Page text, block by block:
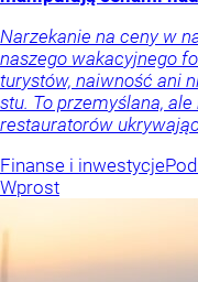
Narzekanie na ceny w
naszego wakacyjnego
turystów, naiwność ani
stu. To przemyślana,
restauratorów
Finanse i inwestycje
Wprost